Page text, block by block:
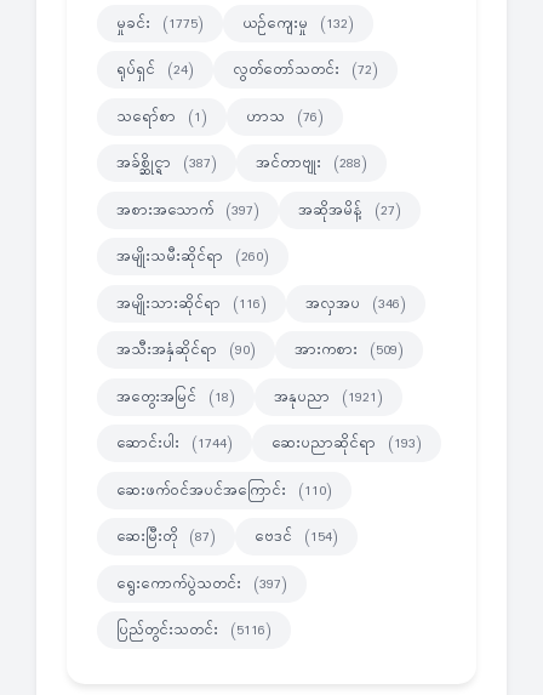
မှုခင်း (1775) ယဉ်ကျေးမှု (132)
ရုပ်ရှင် (24) လွတ်တော်သတင်း (72)
သရော်စာ (1) ဟာသ (76)
အခ်စ္ဆိုင္ရာ (387) အင်တာဗျုး (288)
အစားအသောက် (397) အဆိုအမိန့် (27)
အမျိုးသမီးဆိုင်ရာ (260)
အမျိုးသားဆိုင်ရာ (116) အလှအပ (346)
အသီးအနှံဆိုင်ရာ (90) အားကစား (509)
အတွေးအမြင် (18) အနုပညာ (1921)
ဆောင်းပါး (1744) ဆေးပညာဆိုင်ရာ (193)
ဆေးဖက်ဝင်အပင်အကြောင်း (110)
ဆေးမြီးတို (87) ဗေဒင် (154)
ရွေးကောက်ပွဲသတင်း (397)
ပြည်တွင်းသတင်း (5116)